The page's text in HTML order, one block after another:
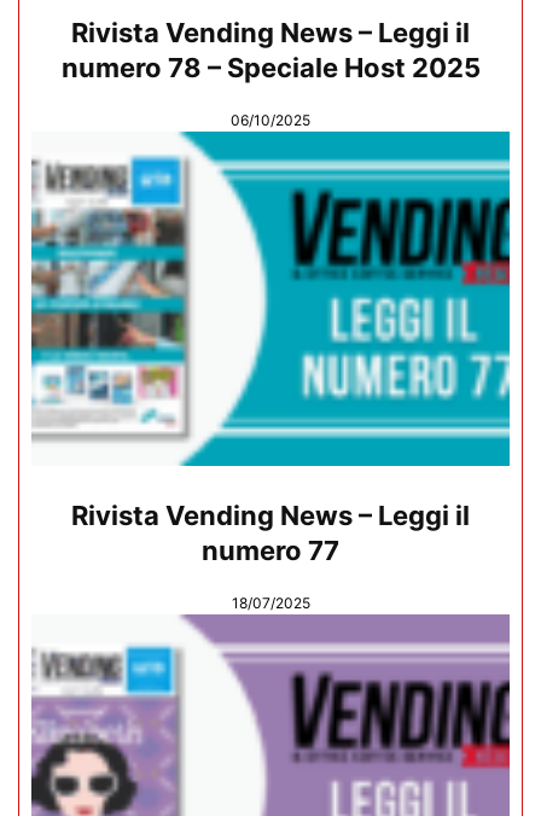
Rivista Vending News – Leggi il
numero 78 – Speciale Host 2025
06/10/2025
Rivista Vending News – Leggi il
numero 77
18/07/2025